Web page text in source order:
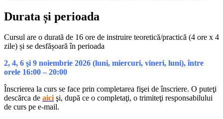
Durata și perioada
Cursul are o durată de 16 ore de instruire teoretică/practică (4 ore x 4
zile) și se desfășoară în perioada
2, 4, 6 şi 9 noiembrie 2026 (luni, miercuri, vineri, luni), între
orele 16:00 – 20:00
Înscrierea la curs se face prin completarea fişei de înscriere. O puteţi
descărca de aicişi, după ce o completaţi, o trimiteţi responsabilului
de curs pe e-mail.